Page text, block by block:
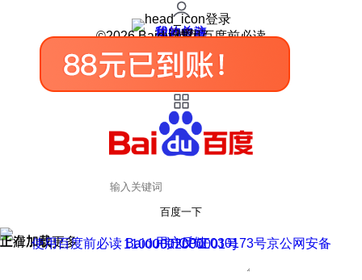
登录
我的关注
我的收藏
皮肤中心
用户反馈
设置
©2026 Baidu 使用百度前必读
百度一下
正在加载
上滑加载更多 用户反馈
使用百度前必读 Baidu 京ICP证030173号
京公网安备11000002000001号